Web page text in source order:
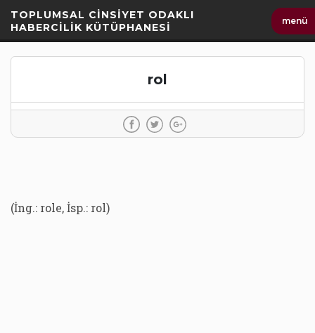
Geç
TOPLUMSAL CİNSİYET ODAKLI
HABERCİLİK KÜTÜPHANESİ
menü
rol
(İng.: role, İsp.: rol)